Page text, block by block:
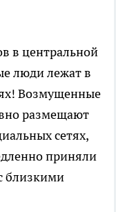
в центральной
люди лежат в
Возмущенные
размещают
сетях,
приняли
близкими